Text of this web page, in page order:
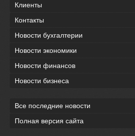
Клиенты
Контакты
Новости бухгалтерии
Новости экономики
Новости финансов
Новости бизнеса
Все последние новости
Полная версия сайта